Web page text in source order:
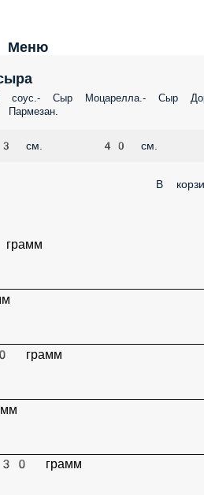
Меню
Сыр Моцарелла.- Сыр Дор-блю.- Сыр
40 см.
В